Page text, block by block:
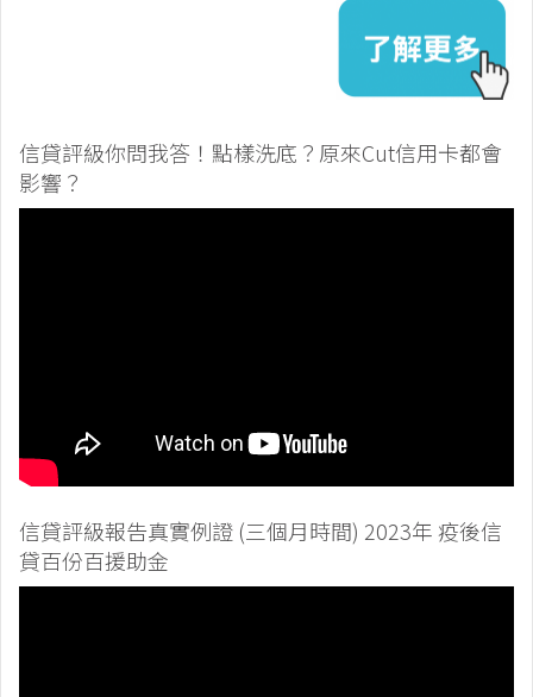
信貸評級你問我答！點樣洗底？原來Cut信用卡都會
影響？
信貸評級報告真實例證 (三個月時間) 2023年 疫後信
貸百份百援助金